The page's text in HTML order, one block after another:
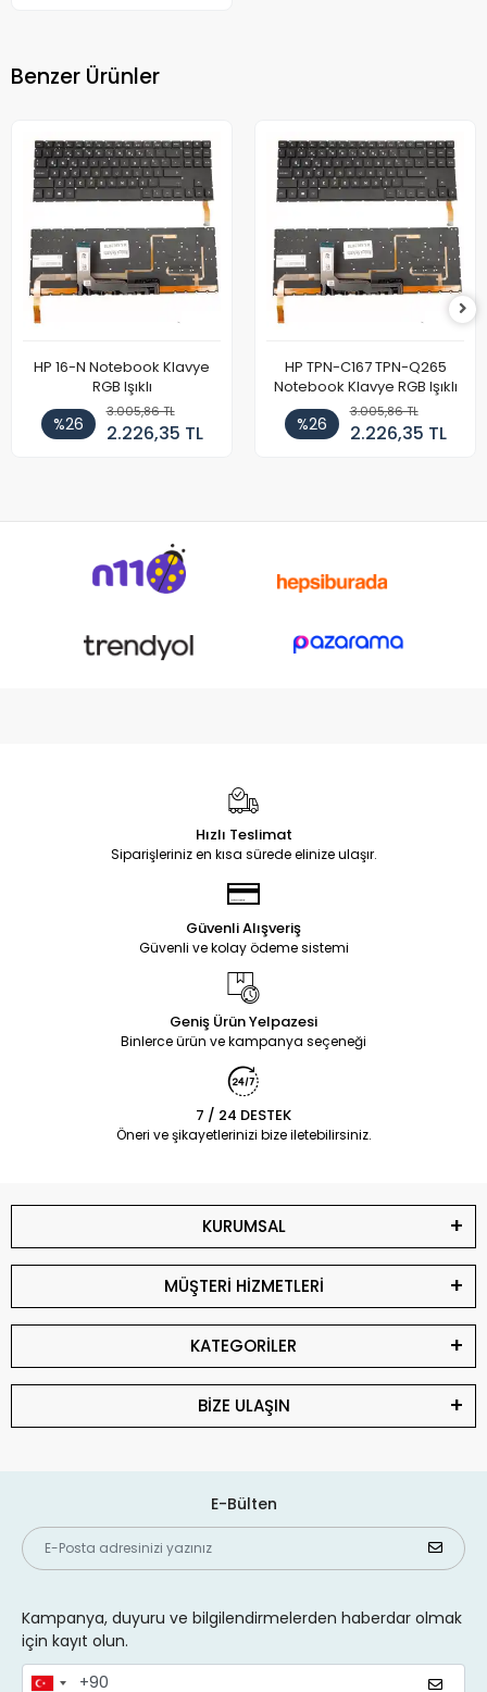
Benzer Ürünler
HP 16-N Notebook Klavye
RGB Işıklı
%26
3.005,86 TL
2.226,35 TL
HP TPN-C167 TPN-Q265
Notebook Klavye RGB Işıklı
%26
3.005,86 TL
2.226,35 TL
Hızlı Teslimat
Siparişleriniz en kısa sürede elinize ulaşır.
Güvenli Alışveriş
Güvenli ve kolay ödeme sistemi
Geniş Ürün Yelpazesi
Binlerce ürün ve kampanya seçeneği
7 / 24 DESTEK
Öneri ve şikayetlerinizi bize iletebilirsiniz.
KURUMSAL
MÜŞTERİ HİZMETLERİ
KATEGORİLER
BİZE ULAŞIN
E-Bülten
Kampanya, duyuru ve bilgilendirmelerden haberdar olmak
için kayıt olun.